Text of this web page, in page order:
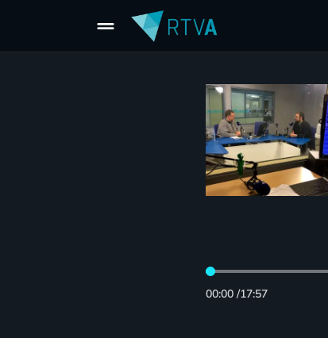
drag_handle
00:00/17:57